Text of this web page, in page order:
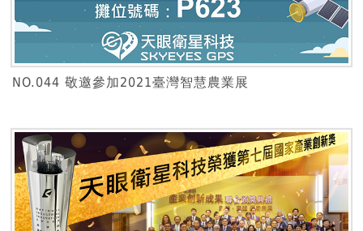
NO.044 敬邀參加2021臺灣智慧農業展